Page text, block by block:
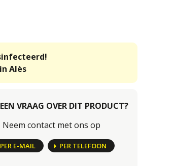
Alès
EEN VRAAG OVER DIT PRODUCT?
Neem contact met ons op
PER E-MAIL PER TELEFOON